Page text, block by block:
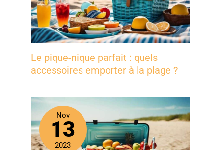
Le pique-nique parfait : quels
accessoires emporter à la plage ?
Nov
13
2023